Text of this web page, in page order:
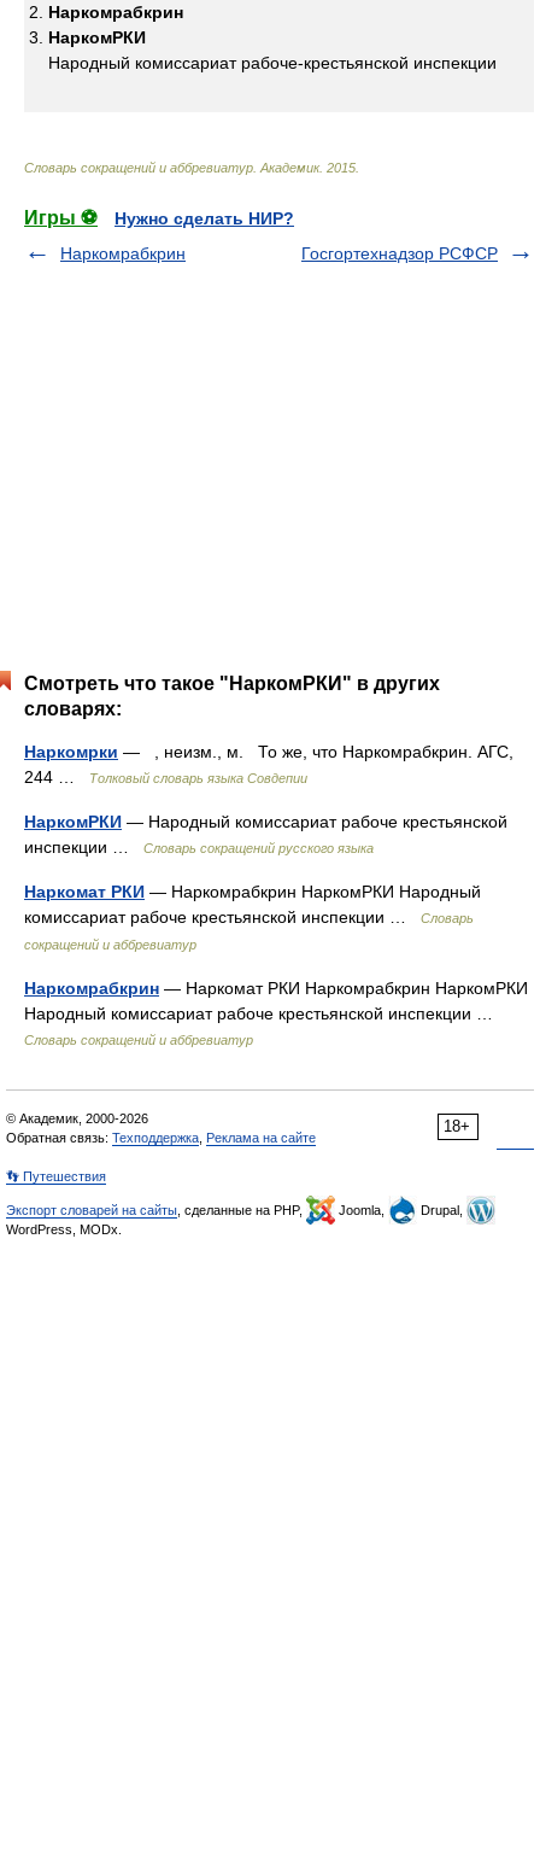
Наркомрабкрин
НаркомРКИ
Народный комиссариат рабоче-крестьянской инспекции
Словарь сокращений и аббревиатур Академик. 2015
Игры ⚽
Нужно сделать НИР?
Наркомрабкрин
Госгортехнадзор РСФСР
Смотреть что такое "НаркомРКИ" в других
словарях:
Наркомрки — , неизм., м. То же, что Наркомрабкрин. АГС,
244 …
Толковый словарь языка Совдепии
НаркомРКИ — Народный комиссариат рабоче крестьянской
инспекции …
Словарь сокращений русского языка
Наркомат РКИ — Наркомрабкрин НаркомРКИ Народный
комиссариат рабоче крестьянской инспекции …
Словарь
сокращений и аббревиатур
Наркомрабкрин — Наркомат РКИ Наркомрабкрин НаркомРКИ
Народный комиссариат рабоче крестьянской инспекции …
Словарь сокращений и аббревиатур
18+
© Академик, 2000-2026
Обратная связь: Техподдержка Реклама на сайте
👣 Путешествия
Экспорт словарей на сайты , сделанные на PHP, Joomla,
Drupal,
WordPress, MODx.